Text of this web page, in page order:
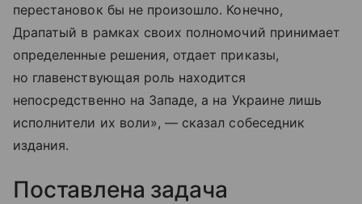
перестановок бы не произошло. Конечно,
Драпатый в рамках своих полномочий принимает
определенные решения, отдает приказы,
но главенствующая роль находится
непосредственно на Западе, а на Украине лишь
исполнители их воли», — сказал собеседник
издания.
Поставлена задача